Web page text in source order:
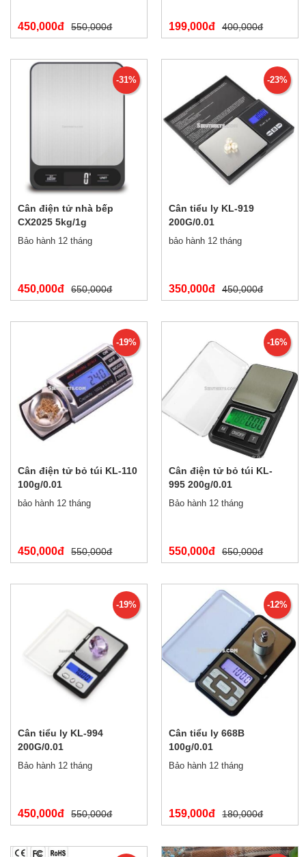
450,000đ 550,000đ 199,000đ 400,000đ
-31%
Cân điện tử nhà bếp
CX2025 5kg/1g
Bảo hành 12 tháng
450,000đ 650,000đ
-23%
Cân tiểu ly KL-919
200G/0.01
bảo hành 12 tháng
350,000đ 450,000đ
-19%
Cân điện tử bỏ túi KL-110
100g/0.01
bảo hành 12 tháng
450,000đ 550,000đ
-16%
Cân điện tử bỏ túi KL-
995 200g/0.01
Bảo hành 12 tháng
550,000đ 650,000đ
-19%
Cân tiểu ly KL-994
200G/0.01
Bảo hành 12 tháng
450,000đ 550,000đ
-12%
Cân tiểu ly 668B
100g/0.01
Bảo hành 12 tháng
159,000đ 180,000đ